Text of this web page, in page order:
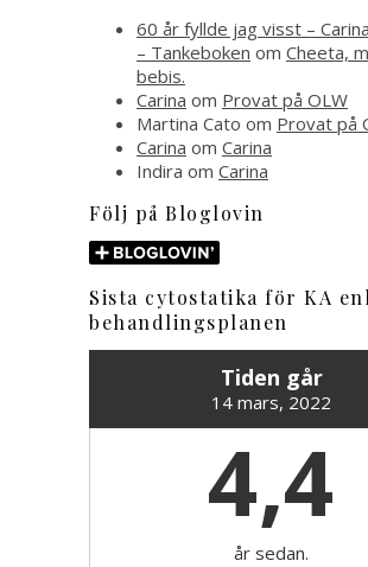
60 år fyllde jag visst –
– Tankeboken om Cheeta,
bebis.
Carina om Provat på OLW
Martina Cato om Provat på
Carina om Carina
Indira om Carina
Följ på Bloglovin
Sista cytostatika för KA
behandlingsplanen
Tiden går
14 mars, 2022
4,4
år sedan.